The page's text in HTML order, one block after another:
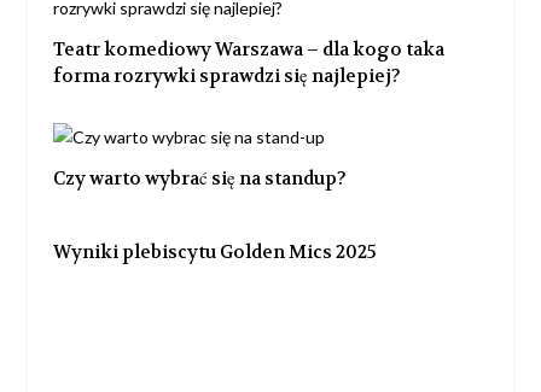
Teatr komediowy Warszawa – dla kogo taka
forma rozrywki sprawdzi się najlepiej?
Czy warto wybrać się na standup?
Wyniki plebiscytu Golden Mics 2025